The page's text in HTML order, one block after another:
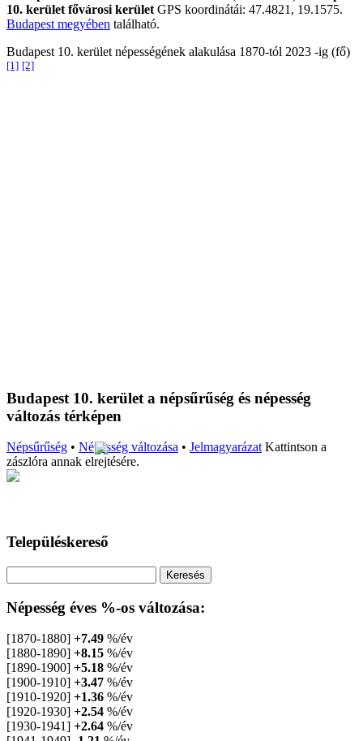
10. kerület fővárosi kerület GPS koordinátái: 47.4821, 19.1575.
Budapest megyében található.
Budapest 10. kerület népességének alakulása 1870-tól 2023 -ig (fő)
[1] [2]
Budapest 10. kerület a népsűrűség és népesség
változás térképen
Népsűrűség • Népesség változása • JelmagyarázatKattintson a
zászlóra annak elrejtésére.
Településkereső
Népesség éves %-os változása:
[1870-1880] +7.49 %/év
[1880-1890] +8.15 %/év
[1890-1900] +5.18 %/év
[1900-1910] +3.47 %/év
[1910-1920] +1.36 %/év
[1920-1930] +2.54 %/év
[1930-1941] +2.64 %/év